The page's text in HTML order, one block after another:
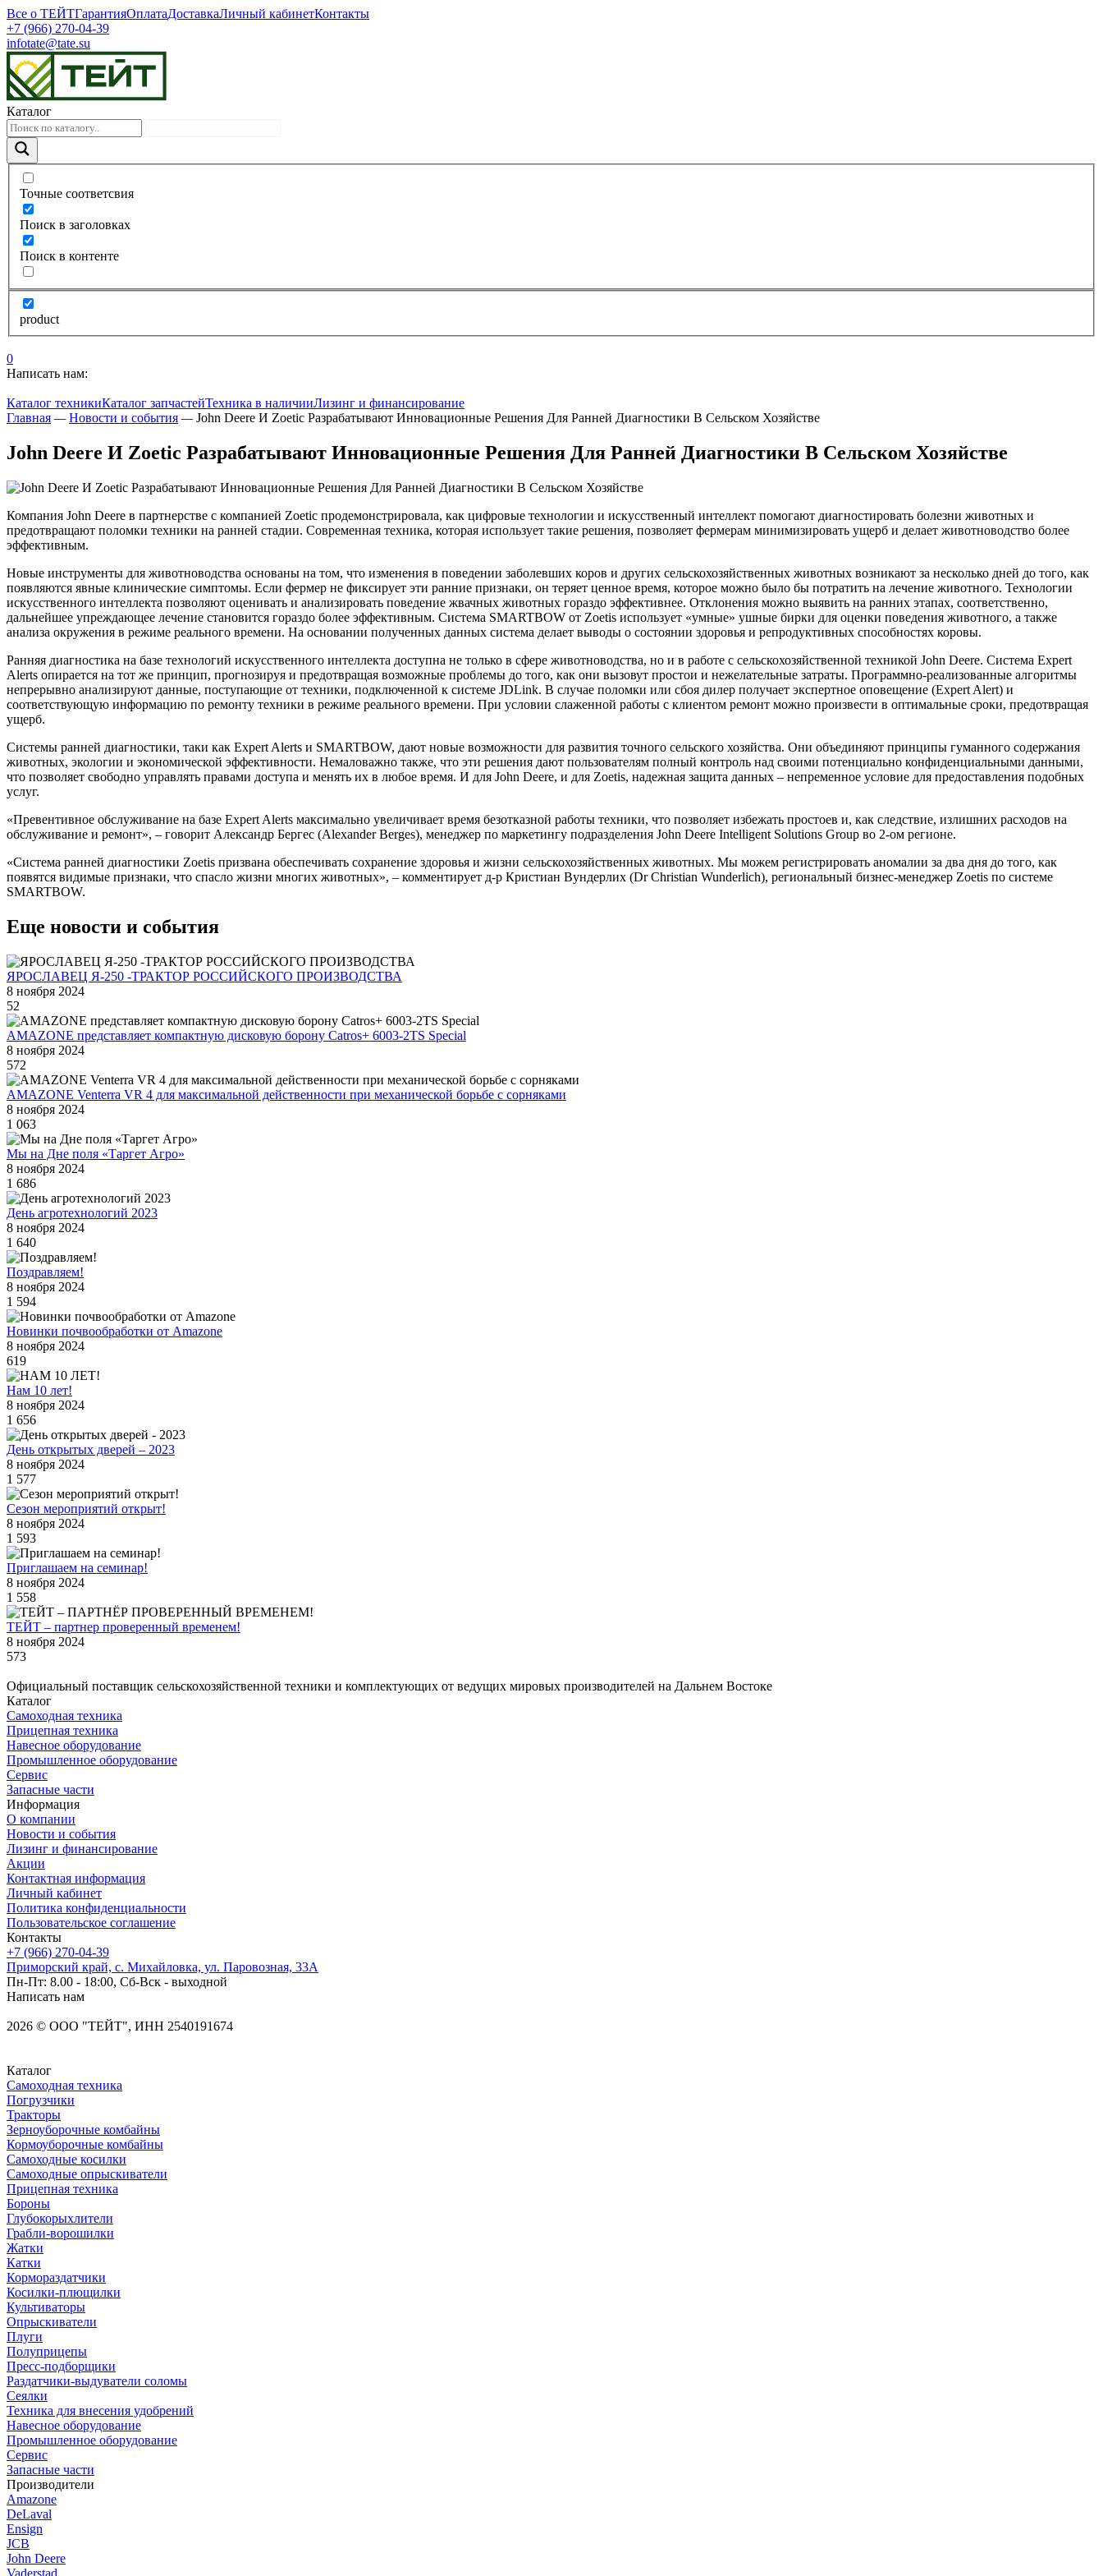
Все о ТЕЙТГарантияОплатаДоставкаЛичный кабинетКонтакты
+7 (966) 270-04-39
infotate@tate.su
Каталог
Точные соответсвия
Поиск в заголовках
Поиск в контенте
product
0
Написать нам:
Каталог техникиКаталог запчастейТехника в наличииЛизинг и финансирование
Главная — Новости и события — John Deere И Zoetic Разрабатывают Инновационные Решения Для Ранней Диагностики В Сельском Хозяйстве
John Deere И Zoetic Разрабатывают Инновационные Решения Для Ранней Диагностики В Сельском Хозяйстве
Компания John Deere в партнерстве с компанией Zoetic продемонстрировала, как цифровые технологии и искусственный интеллект помогают диагностировать болезни животных и
предотвращают поломки техники на ранней стадии. Современная техника, которая использует такие решения, позволяет фермерам минимизировать ущерб и делает животноводство более
эффективным.
Новые инструменты для животноводства основаны на том, что изменения в поведении заболевших коров и других сельскохозяйственных животных возникают за несколько дней до того, как
появляются явные клинические симптомы. Если фермер не фиксирует эти ранние признаки, он теряет ценное время, которое можно было бы потратить на лечение животного. Технологии
искусственного интеллекта позволяют оценивать и анализировать поведение жвачных животных гораздо эффективнее. Отклонения можно выявить на ранних этапах, соответственно,
дальнейшее упреждающее лечение становится гораздо более эффективным. Система SMARTBOW от Zoetis использует «умные» ушные бирки для оценки поведения животного, а также
анализа окружения в режиме реального времени. На основании полученных данных система делает выводы о состоянии здоровья и репродуктивных способностях коровы.
Ранняя диагностика на базе технологий искусственного интеллекта доступна не только в сфере животноводства, но и в работе с сельскохозяйственной техникой John Deere. Система Expert
Alerts опирается на тот же принцип, прогнозируя и предотвращая возможные проблемы до того, как они вызовут простои и нежелательные затраты. Программно-реализованные алгоритмы
непрерывно анализируют данные, поступающие от техники, подключенной к системе JDLink. В случае поломки или сбоя дилер получает экспертное оповещение (Expert Alert) и
соответствующую информацию по ремонту техники в режиме реального времени. При условии слаженной работы с клиентом ремонт можно произвести в оптимальные сроки, предотвращая
ущерб.
Системы ранней диагностики, таки как Expert Alerts и SMARTBOW, дают новые возможности для развития точного сельского хозяйства. Они объединяют принципы гуманного содержания
животных, экологии и экономической эффективности. Немаловажно также, что эти решения дают пользователям полный контроль над своими потенциально конфиденциальными данными,
что позволяет свободно управлять правами доступа и менять их в любое время. И для John Deere, и для Zoetis, надежная защита данных – непременное условие для предоставления подобных
услуг.
«Превентивное обслуживание на базе Expert Alerts максимально увеличивает время безотказной работы техники, что позволяет избежать простоев и, как следствие, излишних расходов на
обслуживание и ремонт», – говорит Александр Бергес (Alexander Berges), менеджер по маркетингу подразделения John Deere Intelligent Solutions Group во 2-ом регионе.
«Система ранней диагностики Zoetis призвана обеспечивать сохранение здоровья и жизни сельскохозяйственных животных. Мы можем регистрировать аномалии за два дня до того, как
появятся видимые признаки, что спасло жизни многих животных», – комментирует д-р Кристиан Вундерлих (Dr Christian Wunderlich), региональный бизнес-менеджер Zoetis по системе
SMARTBOW.
Еще новости и события
ЯРОСЛАВЕЦ Я-250 -ТРАКТОР РОССИЙСКОГО ПРОИЗВОДСТВА
8 ноября 2024
52
AMAZONE представляет компактную дисковую борону Catros+ 6003-2TS Special
8 ноября 2024
572
AMAZONE Venterra VR 4 для максимальной действенности при механической борьбе с сорняками
8 ноября 2024
1 063
Мы на Дне поля «Таргет Агро»
8 ноября 2024
1 686
День агротехнологий 2023
8 ноября 2024
1 640
Поздравляем!
8 ноября 2024
1 594
Новинки почвообработки от Amazone
8 ноября 2024
619
Нам 10 лет!
8 ноября 2024
1 656
День открытых дверей – 2023
8 ноября 2024
1 577
Сезон мероприятий открыт!
8 ноября 2024
1 593
Приглашаем на семинар!
8 ноября 2024
1 558
ТЕЙТ – партнер проверенный временем!
8 ноября 2024
573
Официальный поставщик сельскохозяйственной техники и комплектующих от ведущих мировых производителей на Дальнем Востоке
Каталог
Самоходная техника
Прицепная техника
Навесное оборудование
Промышленное оборудование
Сервис
Запасные части
Информация
О компании
Новости и события
Лизинг и финансирование
Акции
Контактная информация
Личный кабинет
Политика конфиденциальности
Пользовательское соглашение
Контакты
+7 (966) 270-04-39
Приморский край, с. Михайловка, ул. Паровозная, 33А
Пн-Пт: 8.00 - 18:00, Сб-Вск - выходной
Написать нам
2026 © OOO "ТЕЙТ", ИНН 2540191674
Каталог
Самоходная техника
Погрузчики
Тракторы
Зерноуборочные комбайны
Кормоуборочные комбайны
Самоходные косилки
Самоходные опрыскиватели
Прицепная техника
Бороны
Глубокорыхлители
Грабли-ворошилки
Жатки
Катки
Кормораздатчики
Косилки-плющилки
Культиваторы
Опрыскиватели
Плуги
Полуприцепы
Пресс-подборщики
Раздатчики-выдуватели соломы
Сеялки
Техника для внесения удобрений
Навесное оборудование
Промышленное оборудование
Сервис
Запасные части
Производители
Amazone
DeLaval
Ensign
JCB
John Deere
Vaderstad